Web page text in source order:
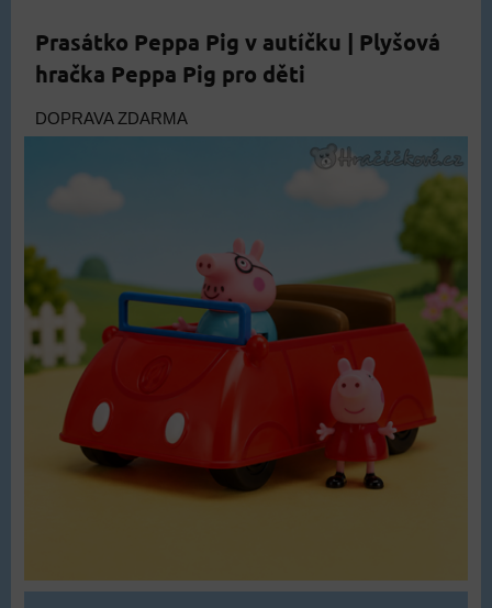
Prasátko Peppa Pig v autíčku | Plyšová
hračka Peppa Pig pro děti
DOPRAVA ZDARMA